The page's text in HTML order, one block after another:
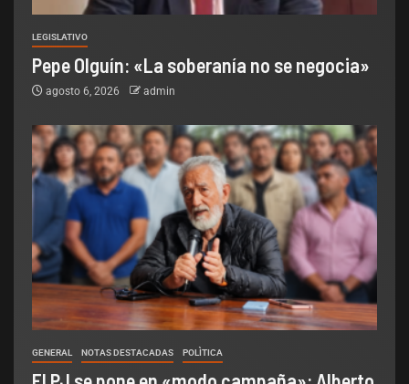
LEGISLATIVO
Pepe Olguín: «La soberanía no se negocia»
agosto 6, 2026 admin
GENERAL NOTAS DESTACADAS POLÌTICA